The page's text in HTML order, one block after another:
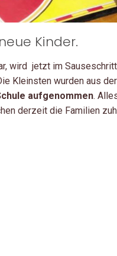
Kinder.
wird jetzt im
Kleinsten wurden aus
aufgenommen.
derzeit die Familien